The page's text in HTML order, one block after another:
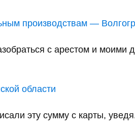
производствам —
с арестом и моими
области
эту сумму с карты,